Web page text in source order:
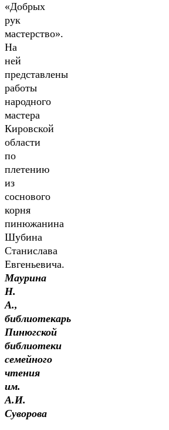
«Добрых
рук
мастерство».
На
ней
представлены
работы
народного
мастера
Кировской
области
по
плетению
из
соснового
корня
пинюжанина
Шубина
Станислава
Евгеньевича.
Маурина
Н.
А.,
библиотекарь
Пинюгской
библиотеки
семейного
чтения
им.
А.И.
Суворова